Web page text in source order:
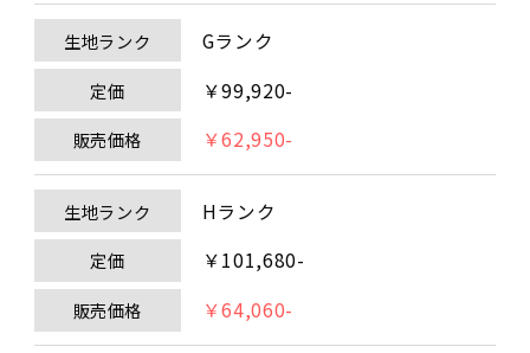
生地ランク Gランク
定価 ￥99,920-
販売価格 ￥62,950-
生地ランク Hランク
定価 ￥101,680-
販売価格 ￥64,060-